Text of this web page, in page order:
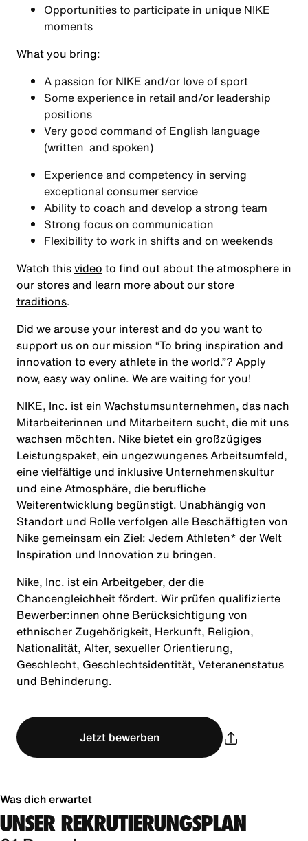
Opportunities to participate in unique NIKE
moments
What you bring:
A passion for NIKE and/or love of sport
Some experience in retail and/or leadership
positions
Very good command of English language
(written and spoken)
Experience and competency in serving
exceptional consumer service
Ability to coach and develop a strong team
Strong focus on communication
Flexibility to work in shifts and on weekends
Watch thisvideo to find out about the atmosphere in
our stores and learn more about ourstore
traditions.
Did we arouse your interest and do you want to
support us on our mission “To bring inspiration and
innovation to every athlete in the world.”? Apply
now, easy way online. We are waiting for you!
NIKE, Inc. ist ein Wachstumsunternehmen, das nach
Mitarbeiterinnen und Mitarbeitern sucht, die mit uns
wachsen möchten. Nike bietet ein großzügiges
Leistungspaket, ein ungezwungenes Arbeitsumfeld,
eine vielfältige und inklusive Unternehmenskultur
und eine Atmosphäre, die berufliche
Weiterentwicklung begünstigt. Unabhängig von
Standort und Rolle verfolgen alle Beschäftigten von
Nike gemeinsam ein Ziel: Jedem Athleten* der Welt
Inspiration und Innovation zu bringen.
Nike, Inc. ist ein Arbeitgeber, der die
Chancengleichheit fördert. Wir prüfen qualifizierte
Bewerber:innen ohne Berücksichtigung von
ethnischer Zugehörigkeit, Herkunft, Religion,
Nationalität, Alter, sexueller Orientierung,
Geschlecht, Geschlechtsidentität, Veteranenstatus
und Behinderung.
Jetzt bewerben
Was dich erwartet
UNSER REKRUTIERUNGSPLAN